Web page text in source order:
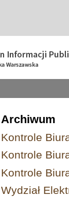
Archiwum
Kontrole
Kontrole
Kontrole
Wydział